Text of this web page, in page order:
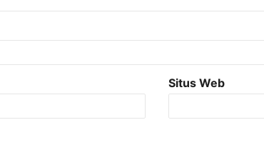
Situs Web